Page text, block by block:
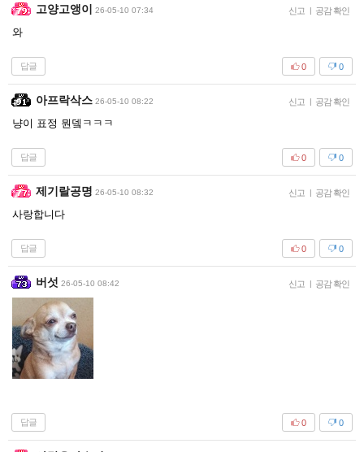
고양고앵이 26-05-10 07:34 신고 | 공감 확인
와
답글 0
0
아프락삭스 26-05-10 08:22 신고 | 공감 확인
냥이 표정 뭔뎈ㅋㅋㅋ
답글 0
0
제기랄공명 26-05-10 08:32 신고 | 공감 확인
사랑합니다
답글 0
0
버섯 26-05-10 08:42 신고 | 공감 확인
답글 0
0